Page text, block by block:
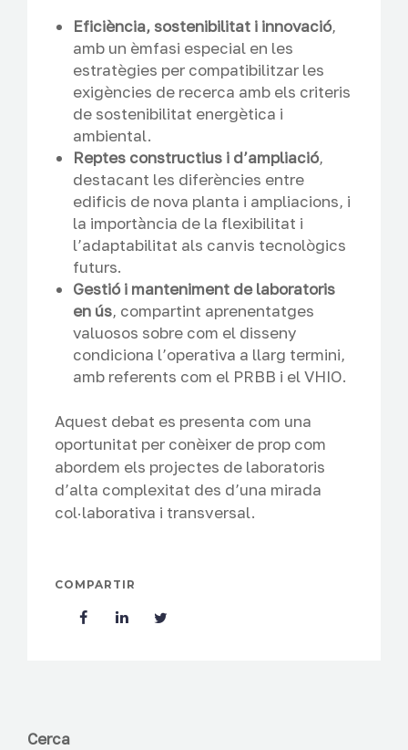
Eficiència, sostenibilitat i innovació,
amb un èmfasi especial en les
estratègies per compatibilitzar les
exigències de recerca amb els criteris
de sostenibilitat energètica i
ambiental.
Reptes constructius i d’ampliació,
destacant les diferències entre
edificis de nova planta i ampliacions, i
la importància de la flexibilitat i
l’adaptabilitat als canvis tecnològics
futurs.
Gestió i manteniment de laboratoris
en ús, compartint aprenentatges
valuosos sobre com el disseny
condiciona l’operativa a llarg termini,
amb referents com el PRBB i el VHIO.
Aquest debat es presenta com una
oportunitat per conèixer de prop com
abordem els projectes de laboratoris
d’alta complexitat des d’una mirada
col·laborativa i transversal.
COMPARTIR
Cerca